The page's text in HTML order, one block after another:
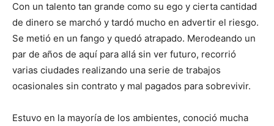
Con un talento tan grande como su ego y cierta cantidad
de dinero se marchó y tardó mucho en advertir el riesgo.
Se metió en un fango y quedó atrapado. Merodeando un
par de años de aquí para allá sin ver futuro, recorrió
varias ciudades realizando una serie de trabajos
ocasionales sin contrato y mal pagados para sobrevivir.
Estuvo en la mayoría de los ambientes, conoció mucha